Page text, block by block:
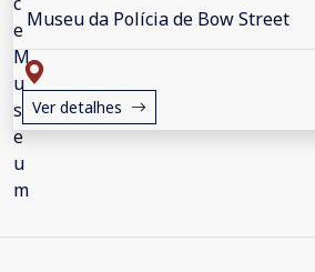
Museu da Polícia de Bow Street
Ver detalhes